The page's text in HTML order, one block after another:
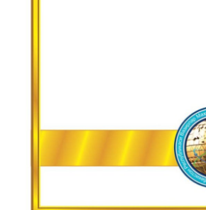
Проблемы Арала
Антикоррупция